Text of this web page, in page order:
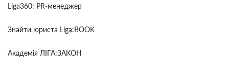
Liga360: PR-менеджер
Знайти юриста Liga:BOOK
Академія ЛІГА:ЗАКОН